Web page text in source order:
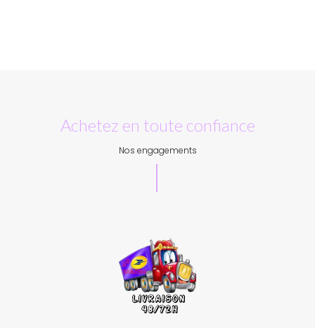
Achetez en toute confiance
Nos engagements